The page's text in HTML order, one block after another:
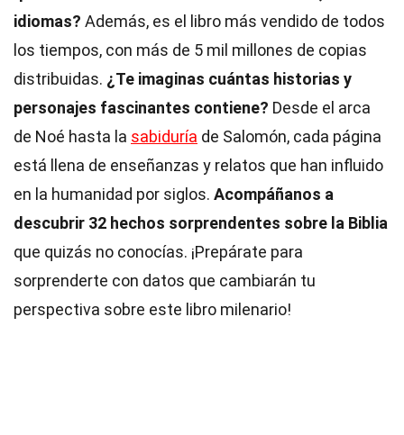
idiomas? Además, es el libro más vendido de todos
los tiempos, con más de 5 mil millones de copias
distribuidas. ¿Te imaginas cuántas historias y
personajes fascinantes contiene? Desde el arca
de Noé hasta la sabiduría de Salomón, cada página
está llena de enseñanzas y relatos que han influido
en la humanidad por siglos. Acompáñanos a
descubrir 32 hechos sorprendentes sobre la Biblia
que quizás no conocías. ¡Prepárate para
sorprenderte con datos que cambiarán tu
perspectiva sobre este libro milenario!